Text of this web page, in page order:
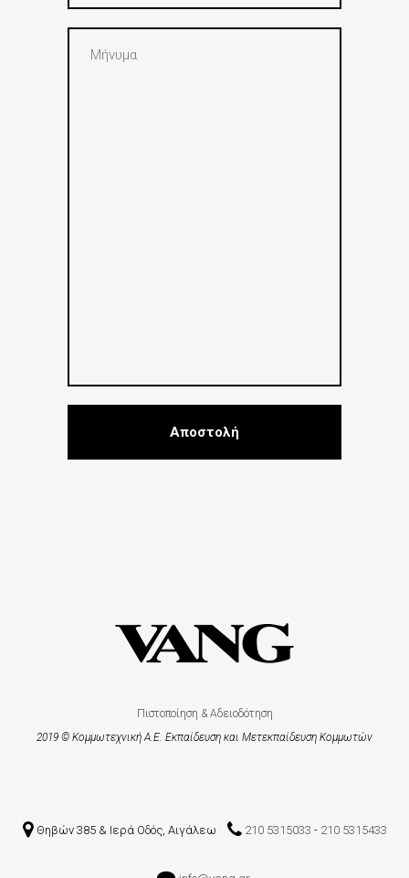
Πιστοποίηση & Αδειοδότηση
2019 © Κομμωτεχνική Α.Ε. Εκπαίδευση και Μετεκπαίδευση Kομμωτών
Θηβών 385 & Ιερά Οδός, Αιγάλεω 210 5315033 - 210 5315433